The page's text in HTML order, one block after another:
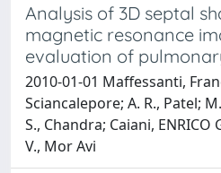
Analysis of 3D septal
magnetic resonance
evaluation of
2010-01-01 Maffessanti,
Sciancalepore; A. R., Patel;
S., Chandra; Caiani, ENRICO
V., Mor Avi